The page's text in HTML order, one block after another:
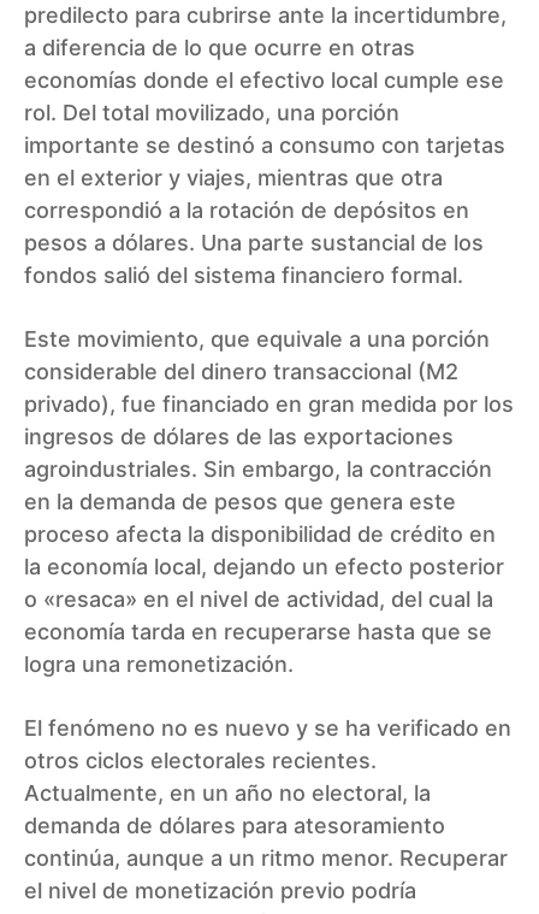
predilecto para cubrirse ante la incertidumbre,
a diferencia de lo que ocurre en otras
economías donde el efectivo local cumple ese
rol. Del total movilizado, una porción
importante se destinó a consumo con tarjetas
en el exterior y viajes, mientras que otra
correspondió a la rotación de depósitos en
pesos a dólares. Una parte sustancial de los
fondos salió del sistema financiero formal.
Este movimiento, que equivale a una porción
considerable del dinero transaccional (M2
privado), fue financiado en gran medida por los
ingresos de dólares de las exportaciones
agroindustriales. Sin embargo, la contracción
en la demanda de pesos que genera este
proceso afecta la disponibilidad de crédito en
la economía local, dejando un efecto posterior
o «resaca» en el nivel de actividad, del cual la
economía tarda en recuperarse hasta que se
logra una remonetización.
El fenómeno no es nuevo y se ha verificado en
otros ciclos electorales recientes.
Actualmente, en un año no electoral, la
demanda de dólares para atesoramiento
continúa, aunque a un ritmo menor. Recuperar
el nivel de monetización previo podría